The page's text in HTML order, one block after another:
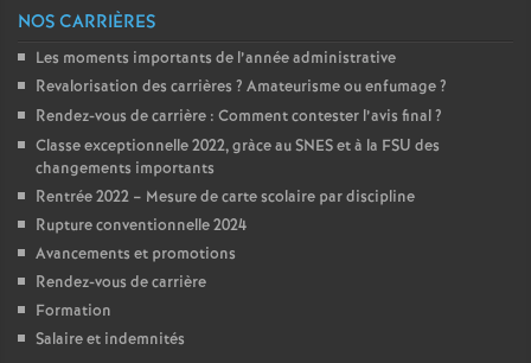
e
c
o
n
NOS CARRIÈRES
Les moments importants de l’année administrative
Revalorisation des carrières ? Amateurisme ou enfumage?
Rendez-vous de carrière : Comment contester l’avis final?
Classe exceptionnelle 2022, gràce au SNES et à la FSU des
changements importants
Rentrée 2022 – Mesure de carte scolaire par discipline
Rupture conventionnelle 2024
Avancements et promotions
Rendez-vous de carrière
Formation
Salaire et indemnités